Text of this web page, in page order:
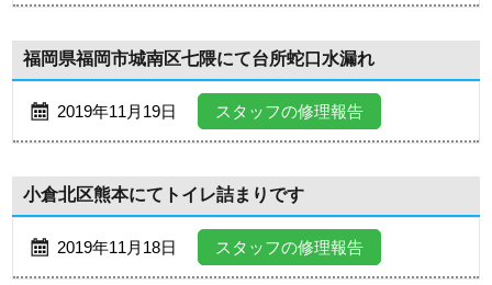
福岡県福岡市城南区七隈にて台所蛇口水漏れ
2019年11月19日 スタッフの修理報告
小倉北区熊本にてトイレ詰まりです
2019年11月18日 スタッフの修理報告